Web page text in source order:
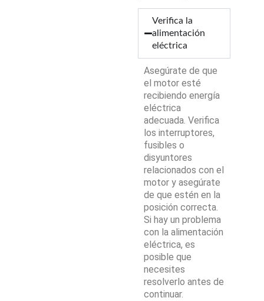
Verifica la
alimentación
eléctrica
Asegúrate de que
el motor esté
recibiendo energía
eléctrica
adecuada. Verifica
los interruptores,
fusibles o
disyuntores
relacionados con el
motor y asegúrate
de que estén en la
posición correcta.
Si hay un problema
con la alimentación
eléctrica, es
posible que
necesites
resolverlo antes de
continuar.